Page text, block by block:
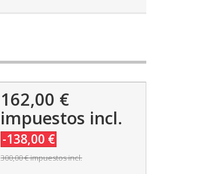
162,00 €
impuestos incl.
-138,00 €
300,00 €impuestos incl.